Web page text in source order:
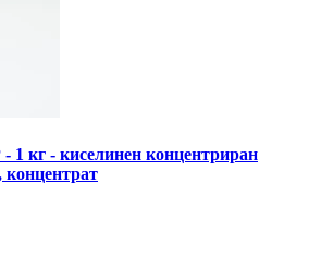
- киселинен концентриран
концентрат